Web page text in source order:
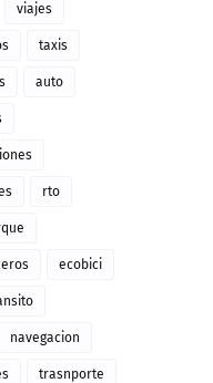
viajes
taxis
auto
rto
ecobici
navegacion
trasnporte